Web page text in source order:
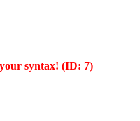
syntax! (ID: 7)